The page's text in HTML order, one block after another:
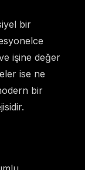
bir
işine değer
ise ne
bir